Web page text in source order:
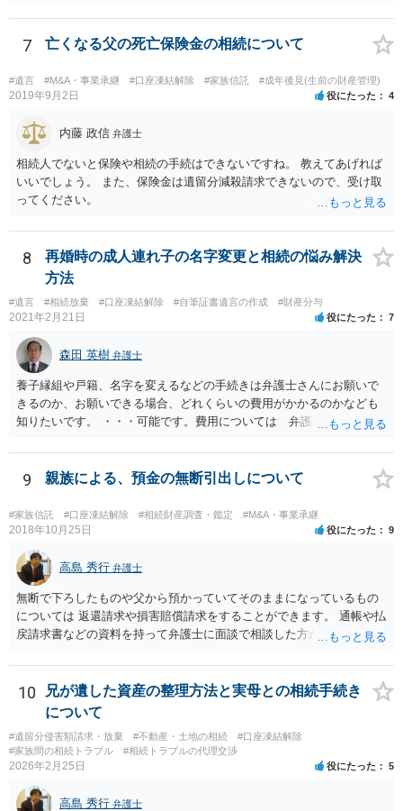
7 亡くなる父の死亡保険金の相続について
#遺言 #M&A・事業承継 #口座凍結解除 #家族信託 #成年後見(生前の財産管理)
2019年9月2日 役にたった 4
内藤 政信 弁護士
相続人でないと保険や相続の手続はできないですね。 教えてあげれば
いいでしょう。 また、保険金は遺留分減殺請求できないので、受け取
ってください。
8
再婚時の成人連れ子の名字変更と相続の悩み解決
方法
#遺言 #相続放棄 #口座凍結解除 #自筆証書遺言の作成 #財産分与
2021年2月21日 役にたった 7
森田 英樹 弁護士
養子縁組や戸籍、名字を変えるなどの手続きは弁護士さんにお願いで
きるのか、お願いできる場合、どれくらいの費用がかかるのかなども
知りたいです。 ・・・可能です。費用については 弁護士と直接面談
ています。 やはり、成人した子のことまでごちゃごちゃ考えず、自分
の事だけ考えるべきなのでしょうか ・・・お子さんの事をまで含め良
い解決案があればお悩みになるのは当然と言えば当然のことです。 彼
と親子関係を結びたいと思っているが、名字は変えたくない・・・養
子縁組の必要があり 氏も変更することになります。 しかし 彼は成人
しているとは言え、自分の子と私の連れ子、全て平等にしたいと希
望。もちろん私もそうできればと思います。 ・・・婚姻前の契約 あ
るいは 遺言書などで その意思を実現する方法はあります。 弁護
士に相談してみてください。
9 親族による、預金の無断引出しについて
#家族信託 #口座凍結解除 #相続財産調査・鑑定 #M&A・事業承継
2018年10月25日 役にたった 9
高島 秀行 弁護士
無断で下ろしたものや父から預かっていてそのままになっているもの
については 返還請求や損害賠償請求をすることができます。 通帳や払
戻請求書などの資料を持って弁護士に面談で相談した方がよいと思い
10
兄が遺した資産の整理方法と実母との相続手続き
について
#遺留分侵害額請求・放棄 #不動産・土地の相続
#口座凍結解除
#家族間の相続トラブル
#相続トラブルの代理交渉
2026年2月25日 役にたった 5
高島 秀行 弁護士